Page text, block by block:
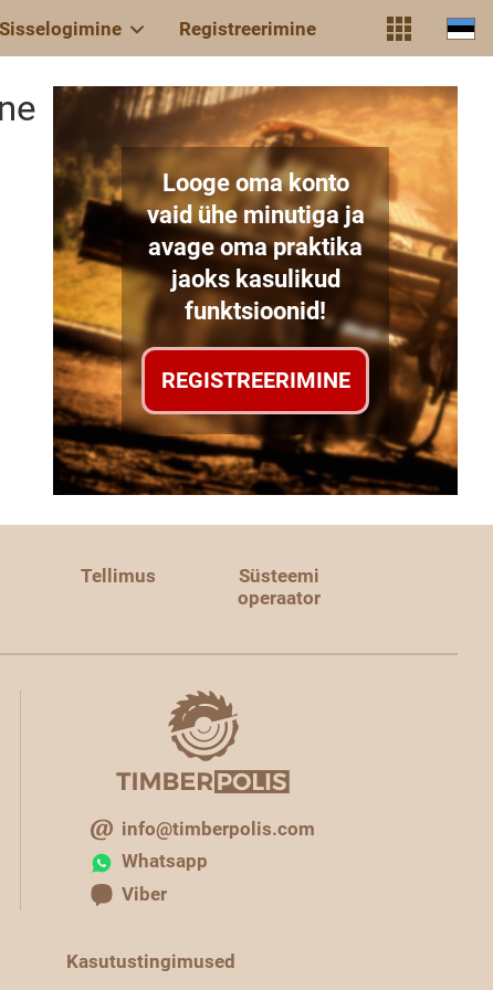
Sisselogimine Registreerimine
Looge oma konto
vaid ühe minutiga ja
avage oma praktika
jaoks kasulikud
funktsioonid!
REGISTREERIMINE
Tellimus
Süsteemi
operaator
info@timberpolis.com
Whatsapp
Viber
Kasutustingimused